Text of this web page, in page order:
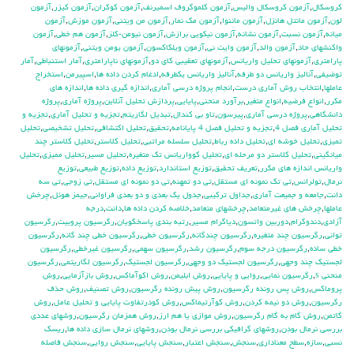
كروسكال,آزمون كروسكال واليس,آزمون كلموگروف اسميرنف,آزمون كوكران,آزمون كيزر ,آزمون
لون,آزمون مانتل هانزل,آزمون ماننوا,آزمون مك نمار ,آزمون من ويتني,آزمون موزش,آزمون
ميانه,آزمون نسبت,آزمون نشانه,آزمون نيكويي برازش,آزمون نيومن-كلز ,آزمون هم خطي,آزمون
واكنشهاي حاد,آزمون والد,آزمون وايت ني,آزمون ويلكاكسون,آزمون يومن ويتني,آزمونهاي
پارامتري,آزمونهاي تحليل واريانس,آزمونهاي تعقيبي كاي دو,آزمونهاي ناپارامتري,آمار استنباطي,آمار
توضيفي,آناليز واريانس دو طرفه,آناليز واريانس يکطرفه,ادغام كردن داده ها,اسپيرمن,استخراج
عاملها,انتخاب روش آماري درست,انجام پروژه درسي آماري,اندازه گيري داده ها,اندازه هاي
مكرر ,انواع فرضيه,انواع متغير ,برآورد منحني,پايايي,پردازش تحليل آنلاين,پروژه آماري,پروژه
دانشگاهي,پروژه درسي آماري,پيرسون,تاو بي کندال,تبديل لگاريتم,تجزيه و تحليل آماري,تجزيه و
تحليل آماري فصل 4
,تجزيه و تحليل فصل 4 پايانامه ,تحقيق,تحليل اكتشافي,تحليل تشخيصي,تحليل
تميزي,تحليل خوشه اي,تحليل داده رباط,تحليل سلسله مراتبي,تحليل كلاستر ,تحليل كلاستر چند
ميانگيني,تحليل كلاستر دو مرحله اي,تحليل كوواريانس تك متغيره,تحليل مسير ,تحليل مميزي,تحليل
واريانس اندازه هاي مكرر ,تعريف تحقيق,توزيع استاندارد,توزيع داده,توزيع طبيعي,توزيع
نرمال,تولرانس,تي تک نمونه اي مستقل,تي دو تمهنه,تي دو نمونه اي مستقل,تي زوجي,تي سه
دانت,جامعه و جميعت آماري,جداول تركيبي,جدول يك بعدي و دو بعدي فراواني,جيمز هوئل,چرخش
عاملها,چرخش هاي غيرمتعامد,چرخشهاي متعامد,خلاصه كردن داده ها,دانت,درجه
آزادي,دندوگرام,دوربين واتسون,دياگرام مسير ,رتبه بندي پاسخگويان,رگرسيون پروبيت,رگرسيون
تواني,رگرسيون چند متغيره,رگرسيون چندگانه,رگرسيون خطي,رگرسيون خطي چند گانه,رگرسيون
خطي ساده,رگرسيون درجه سوم,رگرسيون رشد,رگرسيون سهمي,رگرسيون غيرخطي,رگرسيون
لجستيك چند وجهي,رگرسيون لجستيك دو وجهي,رگرسيون لجستيک,رگرسيون لگاريتمي,رگرسيون
منحني s
,رگرسيون نمايي,روايي و پايايي,روش ابليمن,روش اكوآماكس,روش بازآزمايي,روش
پروماكس,روش پس رونده رگرسيون,روش پيش رونده رگرسيون,روش تصنيف,روش حذف
رگرسيون,روش دو نيمه كردن,روش كوآرتيماكس,روش كودرتفاوت پايايي و تحليل عامل,روش
گاتمن,روش گام به گام رگرسيون,روش موازي يا هم ارز ,روش همزمان رگرسيون,روشهاي عددي
بررسي نرمال بودن,روشهاي گرافيكي بررسي نرمال بودن,روشهاي نرمال سازي داده ها,ريسك
نسبي,سازه,سطح معناداري,سنجش,سنجش اعتبار ,سنجش پايايي,سنجش روايي,سنجش فاصله